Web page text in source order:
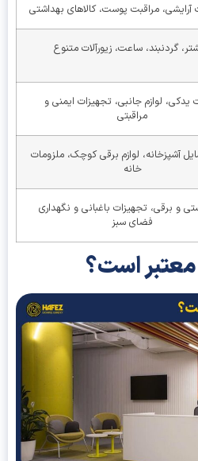
مراقبت پوست، کالاهای بهداشتی
ساعت، زیورآلات متنوع
لوازم جانبی، تجهیزات ایمنی و
مراقبتی
لوازم برقی کوچک، ملزومات
تجهیزات باغبانی و نگهداری
فضای سبز
است؟